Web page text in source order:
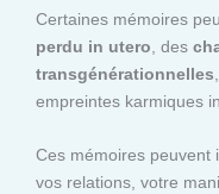
Certaines mémoires
perdu in utero , des
transgénérationnelles
empreintes karmiques
Ces mémoires peuvent
vos relations, votre